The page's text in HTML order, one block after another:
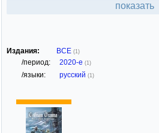
показать
Издания: ВСЕ (1)
/период: 2020-е (1)
/языки: русский (1)